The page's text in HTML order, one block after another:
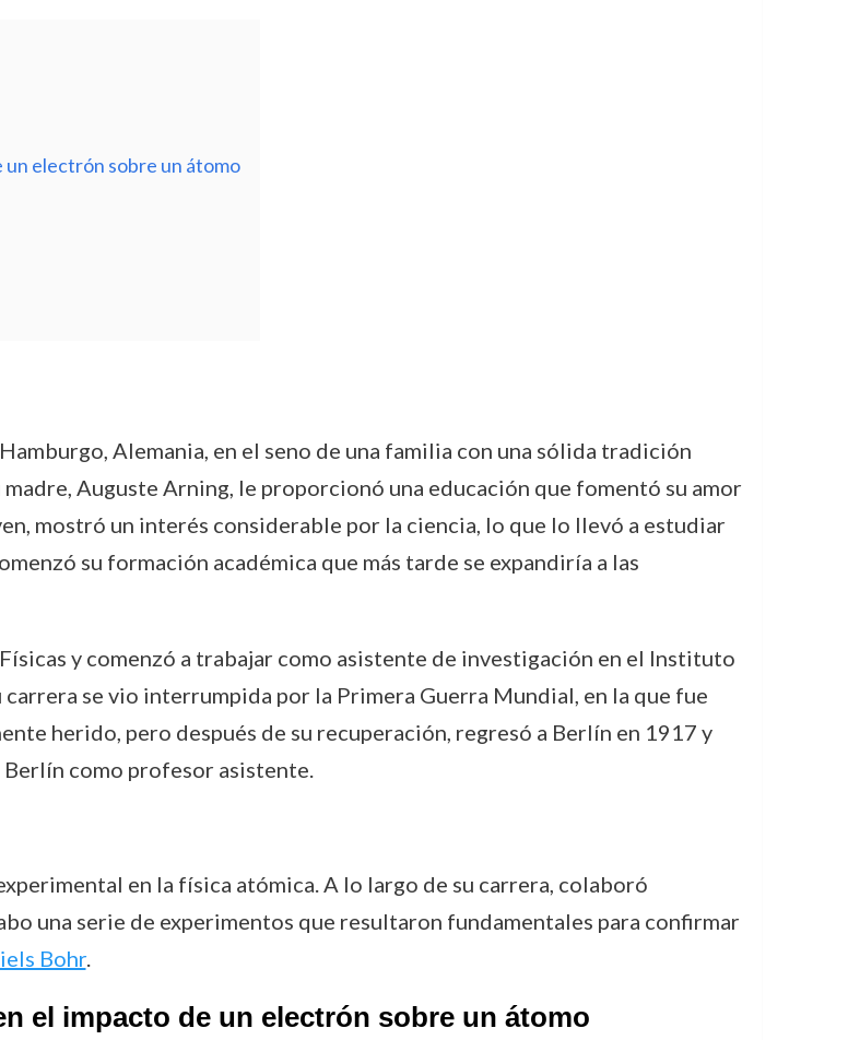
un electrón sobre un átomo
Alemania, en el seno de una familia con una sólida tradición
Auguste Arning, le proporcionó una educación que fomentó su amor
mostró un interés considerable por la ciencia, lo que lo llevó a estudiar
su formación académica que más tarde se expandiría a las
y comenzó a trabajar como asistente de investigación en el Instituto
se vio interrumpida por la Primera Guerra Mundial, en la que fue
herido, pero después de su recuperación, regresó a Berlín en 1917 y
como profesor asistente.
en la física atómica. A lo largo de su carrera, colaboró
una serie de experimentos que resultaron fundamentales para confirmar
Bohr.
el impacto de un electrón sobre un átomo